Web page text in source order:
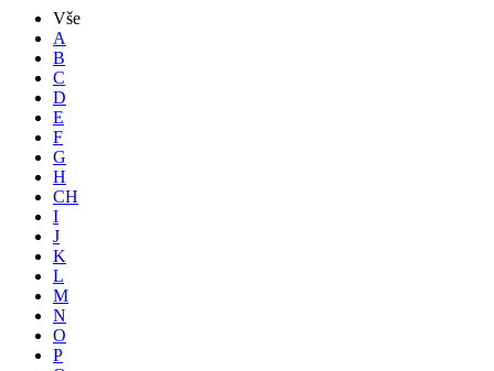
Vše
A
B
C
D
E
F
G
H
CH
I
J
K
L
M
N
O
P